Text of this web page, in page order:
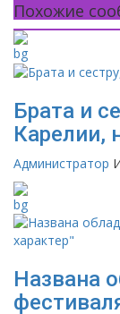
Похожие
Брата и
Администратор
Названа